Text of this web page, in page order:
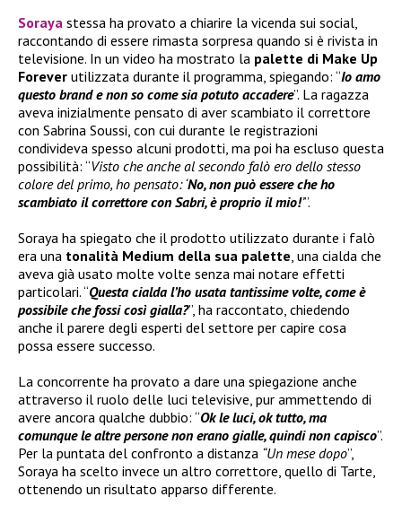
Soraya stessa ha provato a chiarire la vicenda sui social,
raccontando di essere rimasta sorpresa quando si è rivista in
televisione. In un video ha mostrato la palette di Make Up
Forever utilizzata durante il programma, spiegando: “Io amo
questo brand e non so come sia potuto accadere”. La ragazza
aveva inizialmente pensato di aver scambiato il correttore
con Sabrina Soussi, con cui durante le registrazioni
condivideva spesso alcuni prodotti, ma poi ha escluso questa
possibilità: “Visto che anche al secondo falò ero dello stesso
colore del primo, ho pensato: ‘No, non può essere che ho
scambiato il correttore con Sabri, è proprio il mio!’”.
Soraya ha spiegato che il prodotto utilizzato durante i falò
era una tonalità Medium della sua palette , una cialda che
aveva già usato molte volte senza mai notare effetti
particolari. “Questa cialda l’ho usata tantissime volte, come è
possibile che fossi così gialla?”, ha raccontato, chiedendo
anche il parere degli esperti del settore per capire cosa
possa essere successo.
La concorrente ha provato a dare una spiegazione anche
attraverso il ruolo delle luci televisive, pur ammettendo di
avere ancora qualche dubbio: “Ok le luci, ok tutto, ma
comunque le altre persone non erano gialle, quindi non capisco”.
Per la puntata del confronto a distanza “Un mese dopo”,
Soraya ha scelto invece un altro correttore, quello di Tarte,
ottenendo un risultato apparso differente.